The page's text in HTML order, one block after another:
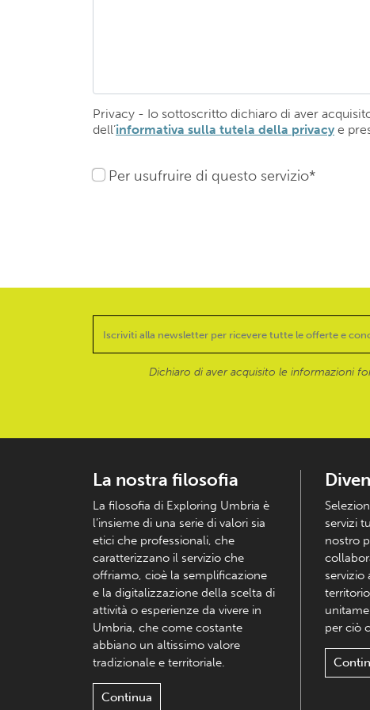
Privacy - Io sottoscritto dichiaro di aver
dell’informativa sulla tutela della privacy e
Per usufruire di questo servizio*
Dichiaro di aver acquisito le informazioni
La nostra filosofia
La filosofia di Exploring Umbria è
l’insieme di una serie di valori sia
etici che professionali, che
caratterizzano il servizio che
offriamo, cioè la semplificazione
e la digitalizzazione della scelta di
attività o esperienze da vivere in
Umbria, che come costante
abbiano un altissimo valore
tradizionale e territoriale.
Continua
servizi
nostro
servizio
per ciò